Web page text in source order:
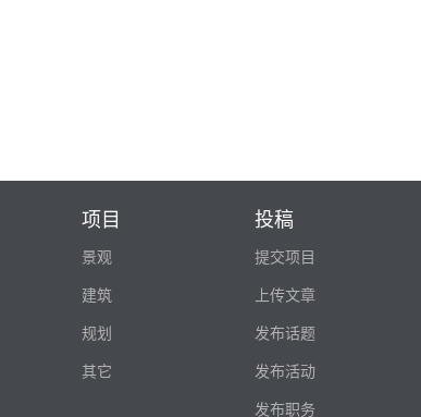
项目
景观
建筑
规划
其它
投稿
提交项目
上传文章
发布话题
发布活动
发布职务